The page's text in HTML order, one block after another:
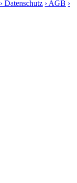
› Datenschutz › AGB ›